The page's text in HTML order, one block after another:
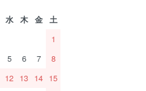
水 木 金
土
1
5 6 7
8
12 13 14 15